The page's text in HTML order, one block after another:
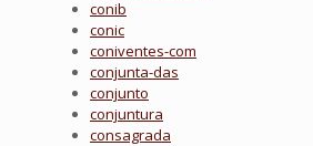
conib
conic
coniventes-com
conjunta-das
conjunto
conjuntura
consagrada